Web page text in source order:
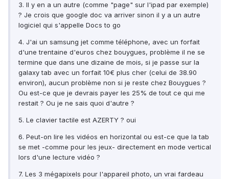
3. Il y en a un autre (comme "page" sur l'ipad par exemple)
? Je crois que google doc va arriver sinon il y a un autre
logiciel qui s'appelle Docs to go
4. J'ai un samsung jet comme téléphone, avec un forfait
d'une trentaine d'euros chez bouygues, problème il ne se
termine que dans une dizaine de mois, si je passe sur la
galaxy tab avec un forfait 10€ plus cher (celui de 38.90
environ), aucun problème non si je reste chez Bouygues ?
Ou est-ce que je devrais payer les 25% de tout ce qui me
restait ? Ou je ne sais quoi d'autre ?
5. Le clavier tactile est AZERTY ? oui
6. Peut-on lire les vidéos en horizontal ou est-ce que la tab
se met -comme pour les jeux- directement en mode vertical
lors d'une lecture vidéo ?
7. Les 3 mégapixels pour l'appareil photo, un vrai fardeau